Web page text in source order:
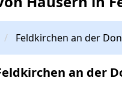
Feldkirchen an der
an der